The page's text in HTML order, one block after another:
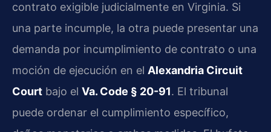
contrato exigible judicialmente en Virginia. Si
una parte incumple, la otra puede presentar una
demanda por incumplimiento de contrato o una
moción de ejecución en el Alexandria Circuit
Court bajo el Va. Code § 20-91. El tribunal
puede ordenar el cumplimiento específico,